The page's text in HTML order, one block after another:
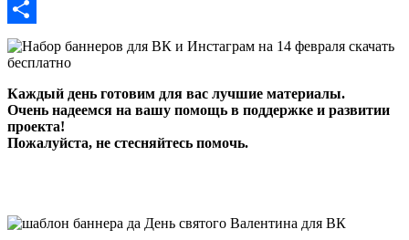
Telegram
Отправить
Каждый день готовим для вас лучшие материалы.
Очень надеемся на вашу помощь в поддержке и развитии
проекта!
Пожалуйста, не стесняйтесь помочь.